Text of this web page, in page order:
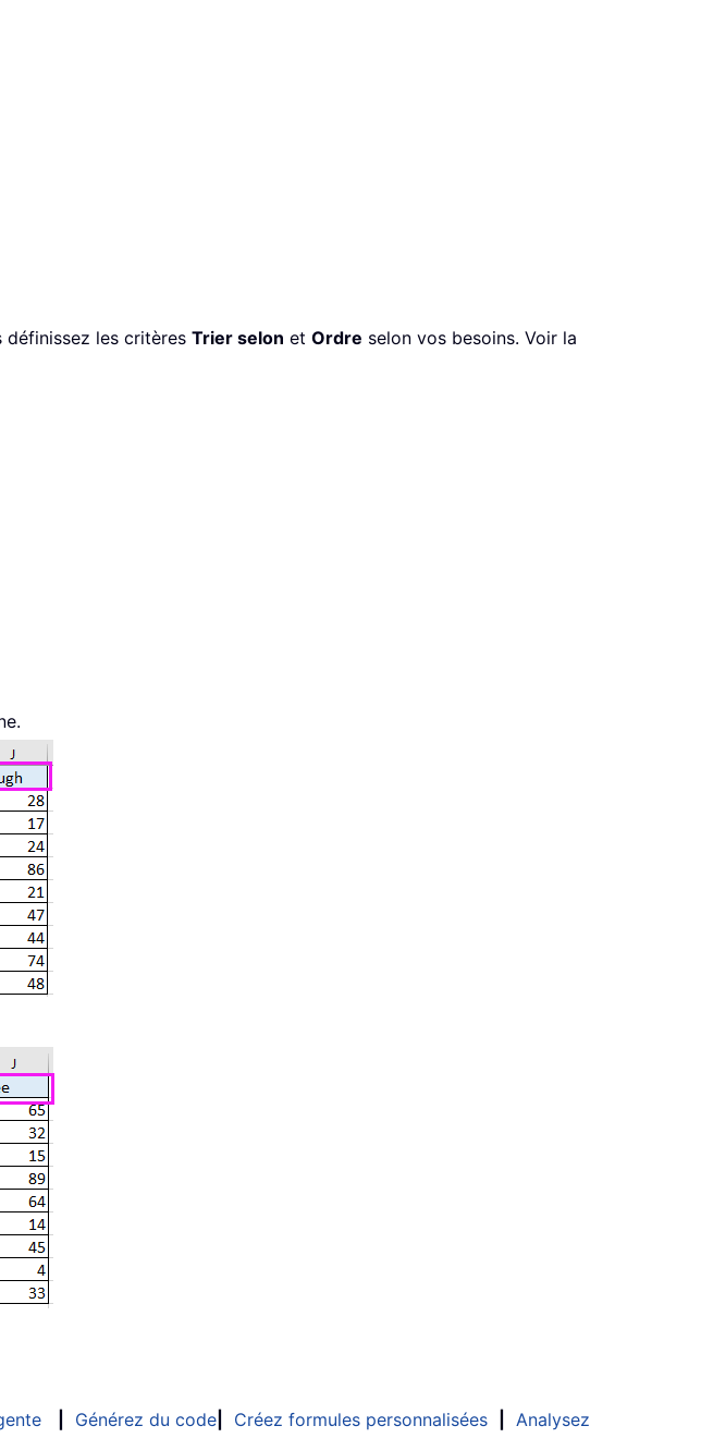
définissez les critères Trier selon et Ordre selon vos besoins. Voir la
Générez du code Créez formules personnalisées
Analysez